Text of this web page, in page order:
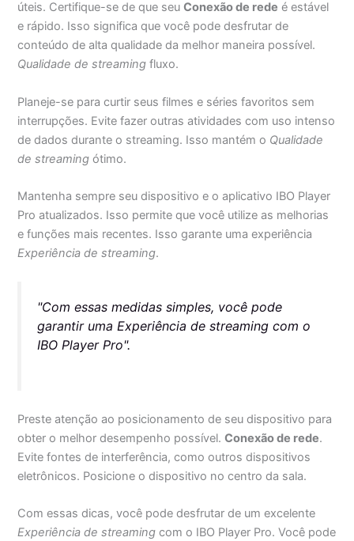
úteis. Certifique-se de que seuConexão de rede é estável
e rápido. Isso significa que você pode desfrutar de
conteúdo de alta qualidade da melhor maneira possível.
Qualidade de streaming fluxo.
Planeje-se para curtir seus filmes e séries favoritos sem
interrupções. Evite fazer outras atividades com uso intenso
de dados durante o streaming. Isso mantém o Qualidade
de streaming ótimo.
Mantenha sempre seu dispositivo e o aplicativo IBO Player
Pro atualizados. Isso permite que você utilize as melhorias
e funções mais recentes. Isso garante uma experiência
Experiência de streaming.
"Com essas medidas simples, você pode
garantir umaExperiência de streaming com o
IBO Player Pro".
Preste atenção ao posicionamento de seu dispositivo para
obter o melhor desempenho possível.Conexão de rede.
Evite fontes de interferência, como outros dispositivos
eletrônicos. Posicione o dispositivo no centro da sala.
Com essas dicas, você pode desfrutar de um excelente
Experiência de streaming com o IBO Player Pro. Você pode